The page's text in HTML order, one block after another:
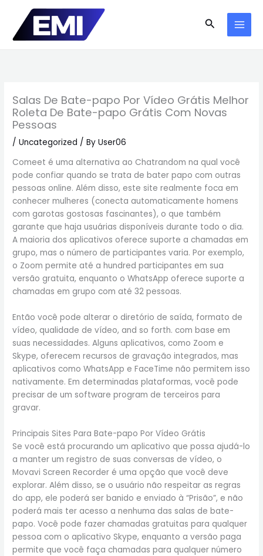
content
Search
Salas De Bate-papo Por Vídeo Grátis Melhor
Roleta De Bate-papo Grátis Com Novas
Pessoas
/Uncategorized / ByUser06
Comeet é uma alternativa ao Chatrandom na qual você
pode confiar quando se trata de bater papo com outras
pessoas online. Além disso, este site realmente foca em
conhecer mulheres (conecta automaticamente homens
com garotas gostosas fascinantes), o que também
garante que haja usuárias disponíveis durante todo o dia.
A maioria dos aplicativos oferece suporte a chamadas em
grupo, mas o número de participantes varia. Por exemplo,
o Zoom permite até a hundred participantes em sua
versão gratuita, enquanto o WhatsApp oferece suporte a
chamadas em grupo com até 32 pessoas.
Então você pode alterar o diretório de saída, formato de
vídeo, qualidade de vídeo, and so forth. com base em
suas necessidades. Alguns aplicativos, como Zoom e
Skype, oferecem recursos de gravação integrados, mas
aplicativos como WhatsApp e FaceTime não permitem isso
nativamente. Em determinadas plataformas, você pode
precisar de um software program de terceiros para
gravar.
Principais Sites Para Bate-papo Por Vídeo Grátis
Se você está procurando um aplicativo que possa ajudá-lo
a manter um registro de suas conversas de vídeo, o
Movavi Screen Recorder é uma opção que você deve
explorar. Além disso, se o usuário não respeitar as regras
do app, ele poderá ser banido e enviado à “Prisão”, e não
poderá mais ter acesso a nenhuma das salas de bate-
papo. Você pode fazer chamadas gratuitas para qualquer
pessoa com o aplicativo Skype, enquanto a versão paga
permite que você faça chamadas para qualquer número